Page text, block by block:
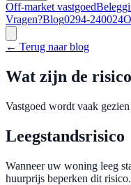
Off-market vastgoed
Vragen?Blog0294-240024
← Terug naar blog
Wat zijn de
Vastgoed wordt vaak
Leegstandsrisico
Wanneer uw woning leeg
huurprijs beperken dit risico.